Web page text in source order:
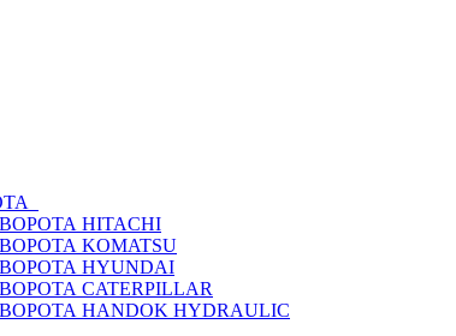
HITACHI
KOMATSU
HYUNDAI
CATERPILLAR
HANDOK HYDRAULIC